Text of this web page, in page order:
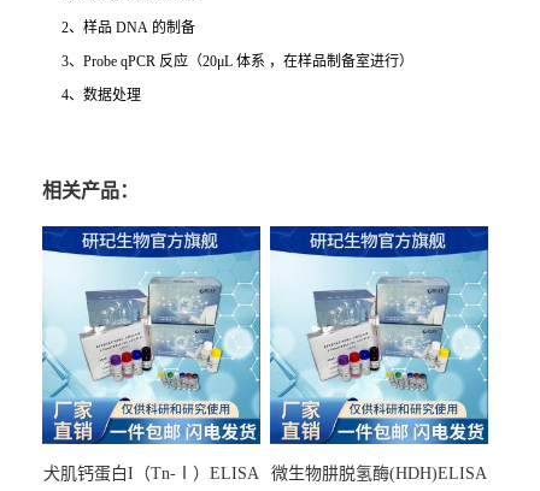
2、样品 DNA 的制备
3、Probe qPCR 反应（20μL 体系 ，在样品制备室进行）
4、数据处理
相关产品：
犬肌钙蛋白I（Tn-Ⅰ）ELISA
微生物肼脱氢酶(HDH)ELISA